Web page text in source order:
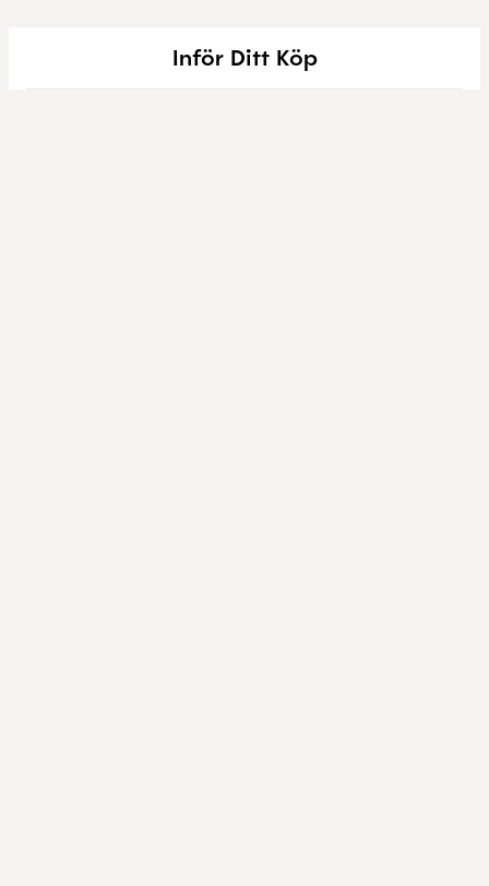
Inför Ditt Köp